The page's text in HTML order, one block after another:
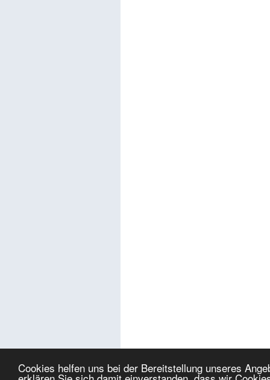
Cookies helfen uns bei der Bereitstellung unseres